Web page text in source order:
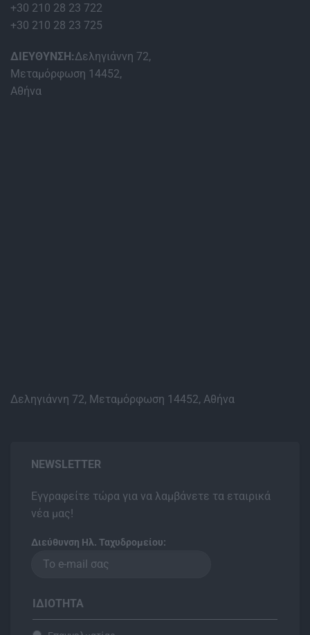
+30 210 28 23 722
+30 210 28 23 725
ΔΙΕΥΘΥΝΣΗ:Δεληγιάννη 72,
Μεταμόρφωση 14452,
Αθήνα
Δεληγιάννη 72, Μεταμόρφωση 14452, Αθήνα
NEWSLETTER
Εγγραφείτε τώρα για να λαμβάνετε τα εταιρικά
νέα μας!
Διεύθυνση Ηλ. Ταχυδρομείου:
ΙΔΙΌΤΗΤΑ